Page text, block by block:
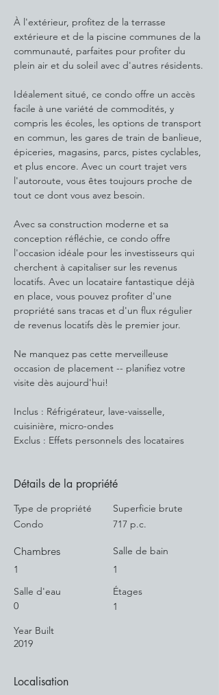
À l'extérieur, profitez de la terrasse
extérieure et de la piscine communes de la
communauté, parfaites pour profiter du
plein air et du soleil avec d'autres résidents.
Idéalement situé, ce condo offre un accès
facile à une variété de commodités, y
compris les écoles, les options de transport
en commun, les gares de train de banlieue,
épiceries, magasins, parcs, pistes cyclables,
et plus encore. Avec un court trajet vers
l'autoroute, vous êtes toujours proche de
tout ce dont vous avez besoin.
Avec sa construction moderne et sa
conception réfléchie, ce condo offre
l'occasion idéale pour les investisseurs qui
cherchent à capitaliser sur les revenus
locatifs. Avec un locataire fantastique déjà
en place, vous pouvez profiter d'une
propriété sans tracas et d'un flux régulier
de revenus locatifs dès le premier jour.
Ne manquez pas cette merveilleuse
occasion de placement -- planifiez votre
visite dès aujourd'hui!
Inclus : Réfrigérateur, lave-vaisselle,
cuisinière, micro-ondes
Exclus : Effets personnels des locataires
Détails de la propriété
Type de propriété
Condo
Chambres
1
Salle d'eau
0
Superficie brute
717 p.c.
Salle de bain
1
Étages
1
Year Built
2019
Localisation